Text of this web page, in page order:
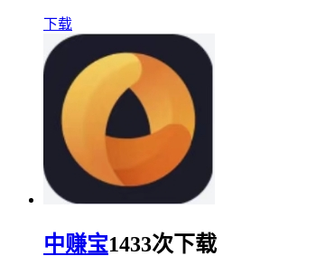
下载
中赚宝1433次下载